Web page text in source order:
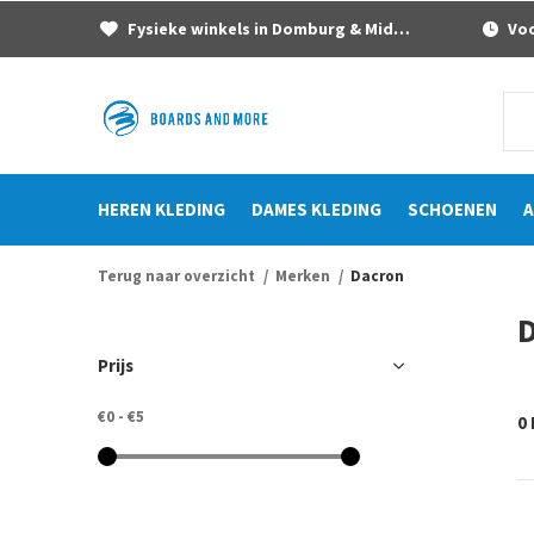
HEREN KLEDING DAMES KLEDING SCHOENEN
Fysieke winkels in Domburg & Middelburg
Terug naar overzicht Merken Dacron
0
Prijs
€0 - €5